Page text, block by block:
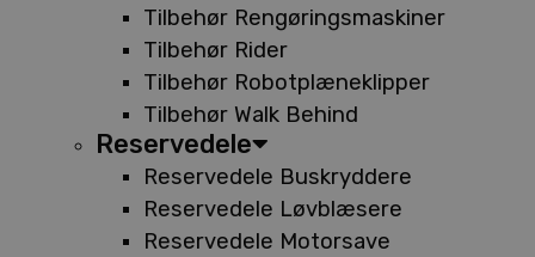
Tilbehør Rengøringsmaskiner
Tilbehør Rider
Tilbehør Robotplæneklipper
Tilbehør Walk Behind
Reservedele
Reservedele Buskryddere
Reservedele Løvblæsere
Reservedele Motorsave